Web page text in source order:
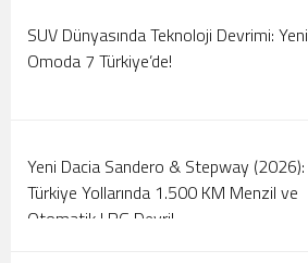
SUV Dünyasında Teknoloji Devrimi: Yeni
Omoda 7 Türkiye’de!
Yeni Dacia Sandero & Stepway (2026):
Türkiye Yollarında 1.500 KM Menzil ve
Otomatik LPG Devri!